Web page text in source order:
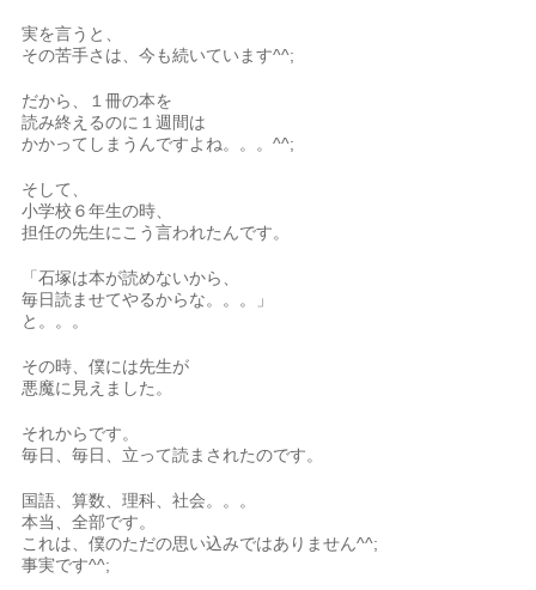
実を言うと、
その苦手さは、今も続いています^^;
だから、１冊の本を
読み終えるのに１週間は
かかってしまうんですよね。。。^^;
そして、
小学校６年生の時、
担任の先生にこう言われたんです。
「石塚は本が読めないから、
毎日読ませてやるからな。。。」
と。。。
その時、僕には先生が
悪魔に見えました。
それからです。
毎日、毎日、立って読まされたのです。
国語、算数、理科、社会。。。
本当、全部です。
これは、僕のただの思い込みではありません^^;
事実です^^;